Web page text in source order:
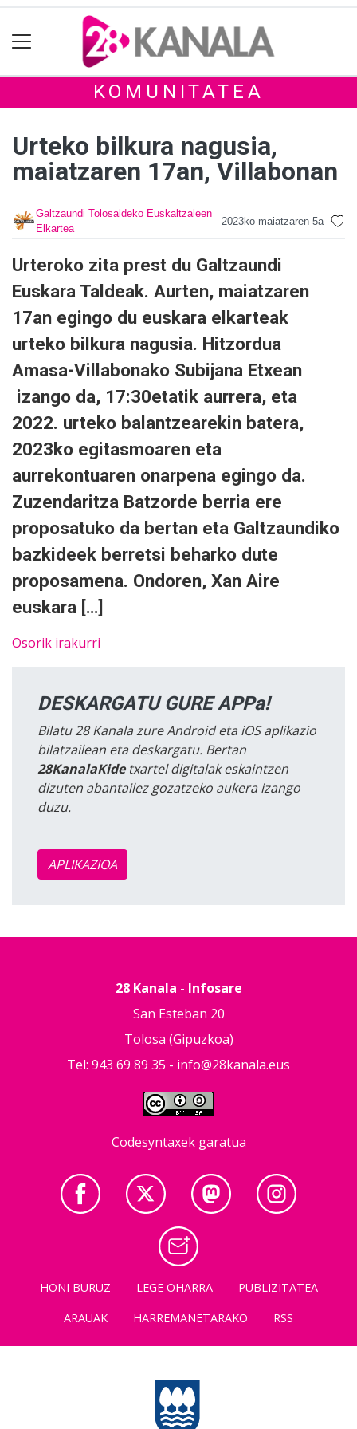
KOMUNITATEA
Urteko bilkura nagusia,
maiatzaren 17an, Villabonan
Galtzaundi Tolosaldeko Euskaltzaleen
Elkartea
2023ko maiatzaren 5a
Urteroko zita prest du Galtzaundi
Euskara Taldeak. Aurten, maiatzaren
17an egingo du euskara elkarteak
urteko bilkura nagusia. Hitzordua
Amasa-Villabonako Subijana Etxean
izango da, 17:30etatik aurrera, eta
2022. urteko balantzearekin batera,
2023ko egitasmoaren eta
aurrekontuaren onarpena egingo da.
Zuzendaritza Batzorde berria ere
proposatuko da bertan eta Galtzaundiko
bazkideek berretsi beharko dute
proposamena. Ondoren, Xan Aire
euskara […]
Osorik irakurri
DESKARGATU GURE APPa!
Bilatu 28 Kanala zure Android eta iOS aplikazio
bilatzailean eta deskargatu. Bertan
28KanalaKidetxartel digitalak eskaintzen
dizuten abantailez gozatzeko aukera izango
duzu.
APLIKAZIOA
28 Kanala - Infosare
San Esteban 20
Tolosa (Gipuzkoa)
Tel: 943 69 89 35 - info@28kanala.eus
Codesyntaxek garatua
HONI BURUZ LEGE OHARRA
PUBLIZITATEA
ARAUAK
HARREMANETARAKO RSS